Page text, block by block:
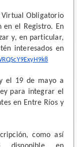
Virtual Obligatorio
en el Registro. En
y, en particular,
interesados en
el 19 de mayo a
para integrar el
en Entre Ríos y
como así